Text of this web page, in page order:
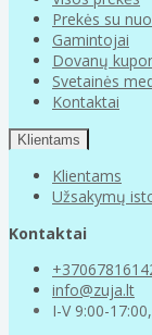
Prekės su
Gamintojai
Dovanų
Svetainės
Kontaktai
Klientams
Klientams
Užsakymų
Kontaktai
info@zuja.lt
I-V 9:00-